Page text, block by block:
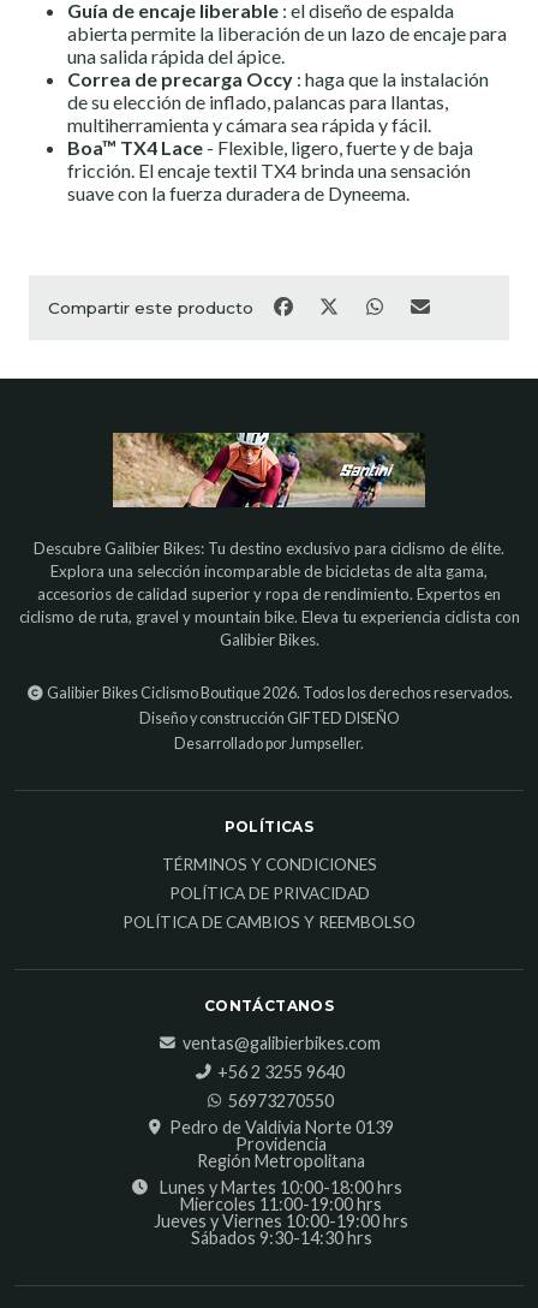
Guía de encaje liberable : el diseño de espalda
abierta permite la liberación de un lazo de encaje para
una salida rápida del ápice.
Correa de precarga Occy : haga que la instalación
de su elección de inflado, palancas para llantas,
multiherramienta y cámara sea rápida y fácil.
Boa™ TX4 Lace - Flexible, ligero, fuerte y de baja
fricción. El encaje textil TX4 brinda una sensación
suave con la fuerza duradera de Dyneema.
Compartir este producto
Descubre Galibier Bikes: Tu destino exclusivo para ciclismo de élite.
Explora una selección incomparable de bicicletas de alta gama,
accesorios de calidad superior y ropa de rendimiento. Expertos en
ciclismo de ruta, gravel y mountain bike. Eleva tu experiencia ciclista con
Galibier Bikes.
Galibier Bikes Ciclismo Boutique 2026. Todos los derechos reservados.
Diseño y construcción GIFTED DISEÑO
Desarrollado por Jumpseller.
POLÍTICAS
TÉRMINOS Y CONDICIONES
POLÍTICA DE PRIVACIDAD
POLÍTICA DE CAMBIOS Y REEMBOLSO
CONTÁCTANOS
ventas@galibierbikes.com
‎+56 2 3255 9640
56973270550
Pedro de Valdivia Norte 0139
Providencia
Región Metropolitana
Lunes y Martes 10:00-18:00 hrs
Miercoles 11:00-19:00 hrs
Jueves y Viernes 10:00-19:00 hrs
Sábados 9:30-14:30 hrs